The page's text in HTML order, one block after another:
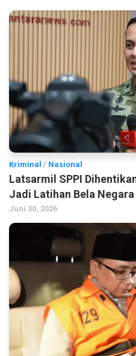
Kriminal / Nasional
Latsarmil SPPI
Jadi Latihan Bela
Juni 30, 2026